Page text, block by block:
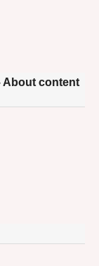
About content